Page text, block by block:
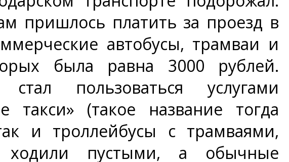
пришлось платить за проезд в
автобусы, трамваи и
была равна 3000 рублей.
пользоваться услугами
такси» (такое название тогда
и троллейбусы с трамваями,
пустыми, а обычные